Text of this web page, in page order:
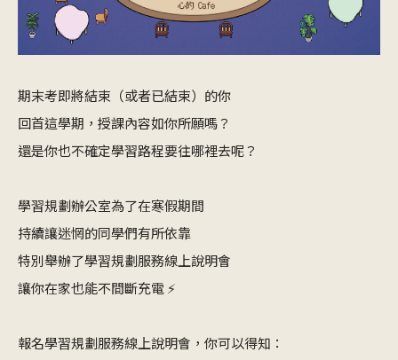
期末考即將結束（或者已結束）的你
回首這學期，授課內容如你所願嗎？
還是你也不確定學習路程要往哪裡去呢？
學習規劃辦公室為了在寒假期間
持續讓迷惘的同學們有所依靠
特別舉辦了學習規劃服務線上說明會
讓你在家也能不間斷充電 ⚡
報名學習規劃服務線上說明會，你可以得知：